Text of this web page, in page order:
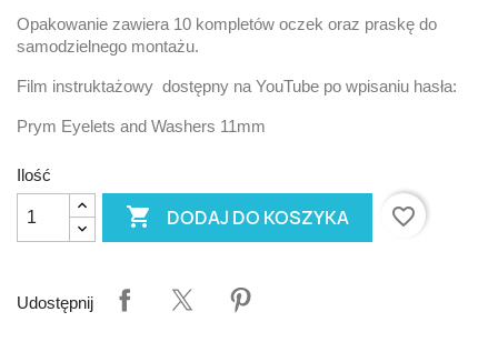
Opakowanie zawiera 10 kompletów oczek oraz praskę do
samodzielnego montażu.
Film instruktażowy dostępny na YouTube po wpisaniu hasła:
Prym Eyelets and Washers 11mm
Ilość
 DODAJ DO KOSZYKA favorite_border
Udostępnij